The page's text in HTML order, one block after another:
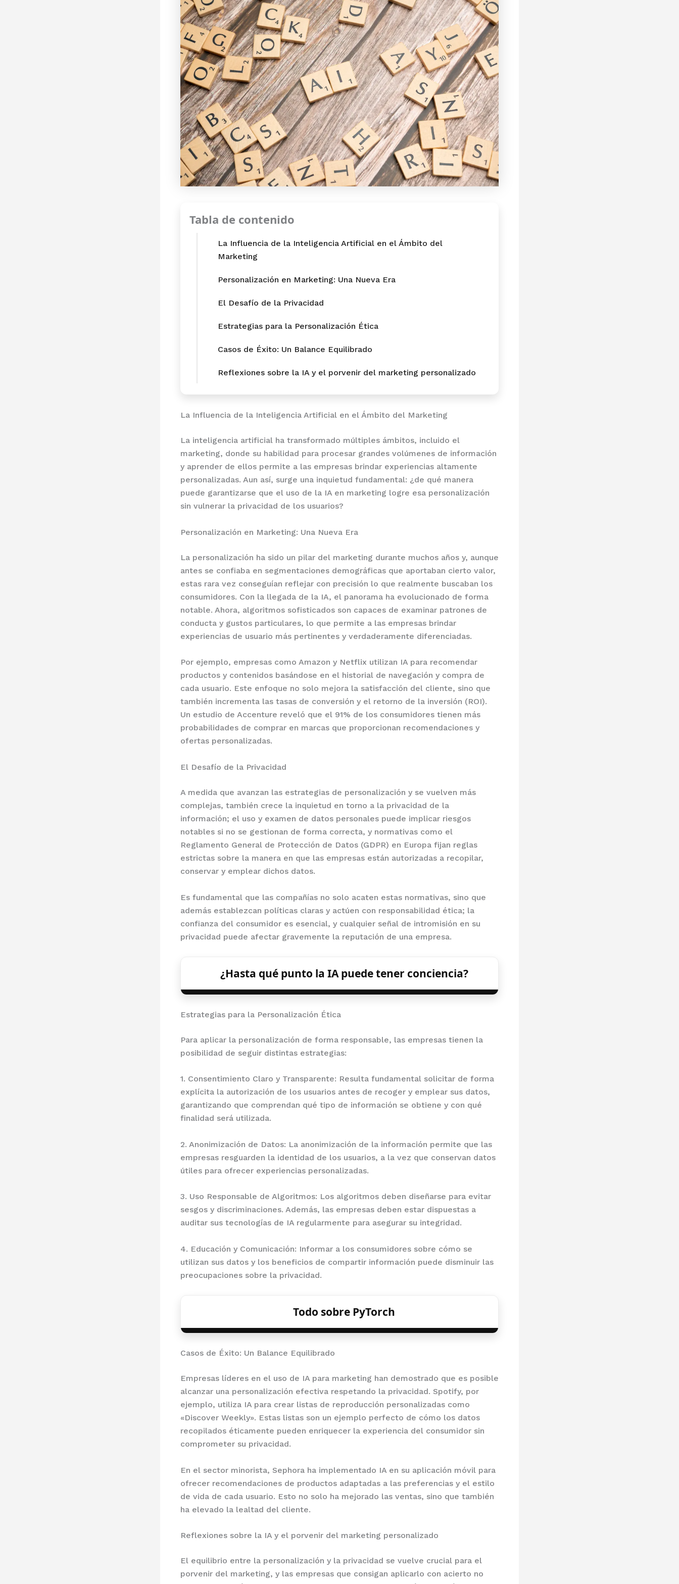
Tabla de contenido
La Influencia de la Inteligencia Artificial en el Ámbito del
Marketing
Personalización en Marketing: Una Nueva Era
El Desafío de la Privacidad
Estrategias para la Personalización Ética
Casos de Éxito: Un Balance Equilibrado
Reflexiones sobre la IA y el porvenir del marketing personalizado
La Influencia de la Inteligencia Artificial en el Ámbito del Marketing
La inteligencia artificial ha transformado múltiples ámbitos, incluido el
marketing, donde su habilidad para procesar grandes volúmenes de información
y aprender de ellos permite a las empresas brindar experiencias altamente
personalizadas. Aun así, surge una inquietud fundamental: ¿de qué manera
puede garantizarse que el uso de la IA en marketing logre esa personalización
sin vulnerar la privacidad de los usuarios?
Personalización en Marketing: Una Nueva Era
La personalización ha sido un pilar del marketing durante muchos años y, aunque
antes se confiaba en segmentaciones demográficas que aportaban cierto valor,
estas rara vez conseguían reflejar con precisión lo que realmente buscaban los
consumidores. Con la llegada de la IA, el panorama ha evolucionado de forma
notable. Ahora, algoritmos sofisticados son capaces de examinar patrones de
conducta y gustos particulares, lo que permite a las empresas brindar
experiencias de usuario más pertinentes y verdaderamente diferenciadas.
Por ejemplo, empresas como Amazon y Netflix utilizan IA para recomendar
productos y contenidos basándose en el historial de navegación y compra de
cada usuario. Este enfoque no solo mejora la satisfacción del cliente, sino que
también incrementa las tasas de conversión y el retorno de la inversión (ROI).
Un estudio de Accenture reveló que el 91% de los consumidores tienen más
probabilidades de comprar en marcas que proporcionan recomendaciones y
ofertas personalizadas.
El Desafío de la Privacidad
A medida que avanzan las estrategias de personalización y se vuelven más
complejas, también crece la inquietud en torno a la privacidad de la
información; el uso y examen de datos personales puede implicar riesgos
notables si no se gestionan de forma correcta, y normativas como el
Reglamento General de Protección de Datos (GDPR) en Europa fijan reglas
estrictas sobre la manera en que las empresas están autorizadas a recopilar,
conservar y emplear dichos datos.
Es fundamental que las compañías no solo acaten estas normativas, sino que
además establezcan políticas claras y actúen con responsabilidad ética; la
confianza del consumidor es esencial, y cualquier señal de intromisión en su
privacidad puede afectar gravemente la reputación de una empresa.
¿Hasta qué punto la IA puede tener conciencia?
Estrategias para la Personalización Ética
Para aplicar la personalización de forma responsable, las empresas tienen la
posibilidad de seguir distintas estrategias:
1. Consentimiento Claro y Transparente: Resulta fundamental solicitar de forma
explícita la autorización de los usuarios antes de recoger y emplear sus datos,
garantizando que comprendan qué tipo de información se obtiene y con qué
finalidad será utilizada.
2. Anonimización de Datos: La anonimización de la información permite que las
empresas resguarden la identidad de los usuarios, a la vez que conservan datos
útiles para ofrecer experiencias personalizadas.
3. Uso Responsable de Algoritmos: Los algoritmos deben diseñarse para evitar
sesgos y discriminaciones. Además, las empresas deben estar dispuestas a
auditar sus tecnologías de IA regularmente para asegurar su integridad.
4. Educación y Comunicación: Informar a los consumidores sobre cómo se
utilizan sus datos y los beneficios de compartir información puede disminuir las
preocupaciones sobre la privacidad.
Todo sobre PyTorch
Casos de Éxito: Un Balance Equilibrado
Empresas líderes en el uso de IA para marketing han demostrado que es posible
alcanzar una personalización efectiva respetando la privacidad. Spotify, por
ejemplo, utiliza IA para crear listas de reproducción personalizadas como
«Discover Weekly». Estas listas son un ejemplo perfecto de cómo los datos
recopilados éticamente pueden enriquecer la experiencia del consumidor sin
comprometer su privacidad.
En el sector minorista, Sephora ha implementado IA en su aplicación móvil para
ofrecer recomendaciones de productos adaptadas a las preferencias y el estilo
de vida de cada usuario. Esto no solo ha mejorado las ventas, sino que también
ha elevado la lealtad del cliente.
Reflexiones sobre la IA y el porvenir del marketing personalizado
El equilibrio entre la personalización y la privacidad se vuelve crucial para el
porvenir del marketing, y las empresas que consigan aplicarlo con acierto no